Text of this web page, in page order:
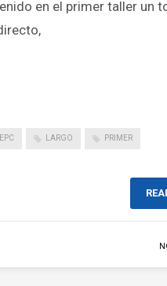
en el primer taller un
EPC LARGO PRIMER